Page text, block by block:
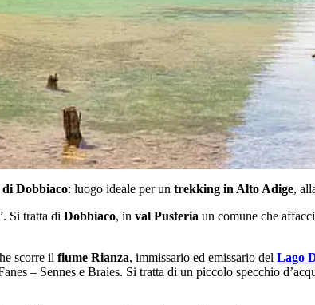
Dobbiaco: luogo ideale per un trekking in Alto Adige,
Si tratta di Dobbiaco, in val Pusteria un comune che
scorre il fiume Rianza, immissario ed emissario del Lago
– Sennes e Braies. Si tratta di un piccolo specchio